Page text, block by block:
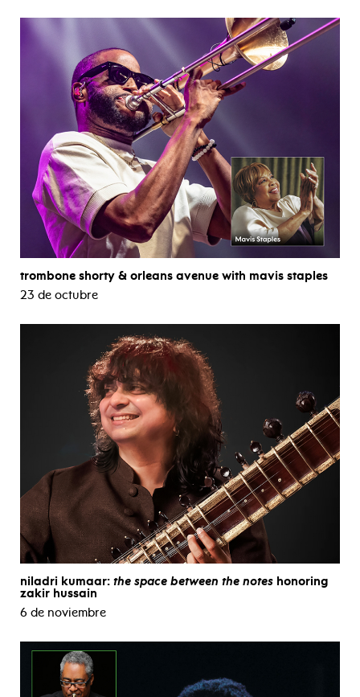
trombone shorty & orleans avenue with mavis staples
23 de octubre
niladri kumaar: the space between the notes honoring
zakir hussain
6 de noviembre